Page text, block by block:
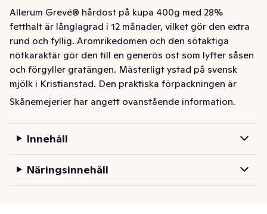
Allerum Grevé® hårdost på kupa 400g med 28%
fetthalt är långlagrad i 12 månader, vilket gör den extra
rund och fyllig. Aromrikedomen och den sötaktiga
nötkaraktär gör den till en generös ost som lyfter såsen
och förgyller gratängen. Mästerligt ystad på svensk
mjölk i Kristianstad. Den praktiska förpackningen är
enkel och bekväm att använda och fungerar både som
Kupan är snygg att ha framme på bordet och ser
dessutom till så att osten håller sig saftig och fräsch.
Passar dessutom lika bra på mackan som på ostbrickan.
Att smak är en konst är något vi alltid skriver under på.
För oss är ost ett ständigt skapande. Perfektion är vårt
Skånemejerier har angett ovanstående information.
Innehåll
Näringsinnehåll